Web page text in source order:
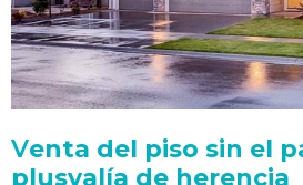
Venta del piso sin el
plusvalía de herencia